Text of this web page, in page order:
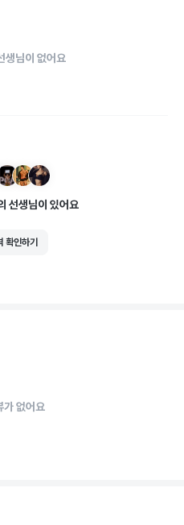
생님이 없어요
선생님이 있어요
확인하기
가 없어요